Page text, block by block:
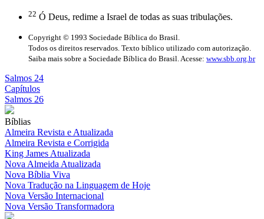
22 Ó Deus, redime a Israel de todas as suas tribulações.
Copyright © 1993 Sociedade Bíblica do Brasil.
Todos os direitos reservados. Texto bíblico utilizado com autorização.
Saiba mais sobre a Sociedade Bíblica do Brasil. Acesse: www.sbb.org.br
Salmos 24
Capítulos
Salmos 26
Bíblias
Almeira Revista e Atualizada
Almeira Revista e Corrigida
King James Atualizada
Nova Almeida Atualizada
Nova Bíblia Viva
Nova Tradução na Linguagem de Hoje
Nova Versão Internacional
Nova Versão Transformadora